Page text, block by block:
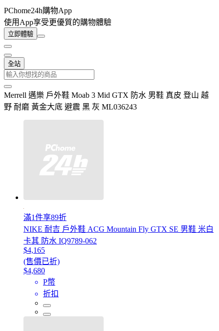
PChome24h購物App
使用App享受更優質的購物體驗
立即體驗
全站
Merrell 邁樂 戶外鞋 Moab 3 Mid GTX 防水 男鞋 真皮 登山 越
野 耐磨 黃金大底 避震 黑 灰 ML036243
滿1件享89折
NIKE 耐吉 戶外鞋 ACG Mountain Fly GTX SE 男鞋 米白
卡其 防水 IQ9789-062
$4,165
(售價已折)
$4,680
P幣
折扣